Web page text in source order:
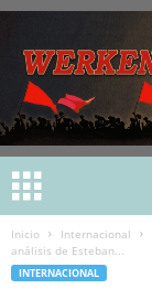
Inicio Internacional
análisis de Esteban...
INTERNACIONAL